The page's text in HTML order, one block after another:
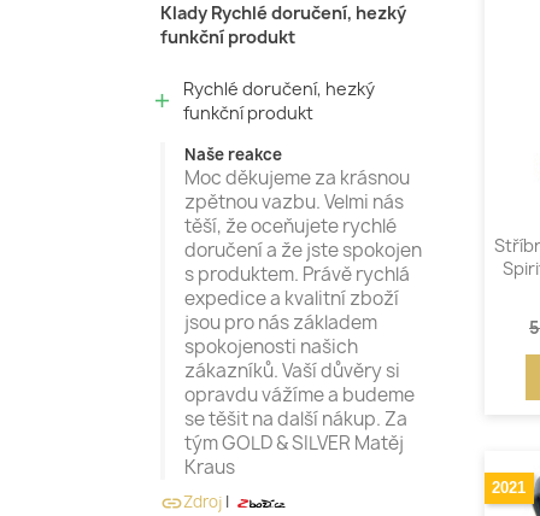
Klady Rychlé doručení, hezký
funkční produkt
add
Rychlé doručení, hezký
funkční produkt
Naše reakce
Moc děkujeme za krásnou
zpětnou vazbu. Velmi nás
těší, že oceňujete rychlé
doručení a že jste spokojen
s produktem. Právě rychlá
expedice a kvalitní zboží
jsou pro nás základem
spokojenosti našich
zákazníků. Vaší důvěry si
opravdu vážíme a budeme
se těšit na další nákup. Za
tým GOLD & SILVER Matěj
Kraus
linkZdroj |
2021